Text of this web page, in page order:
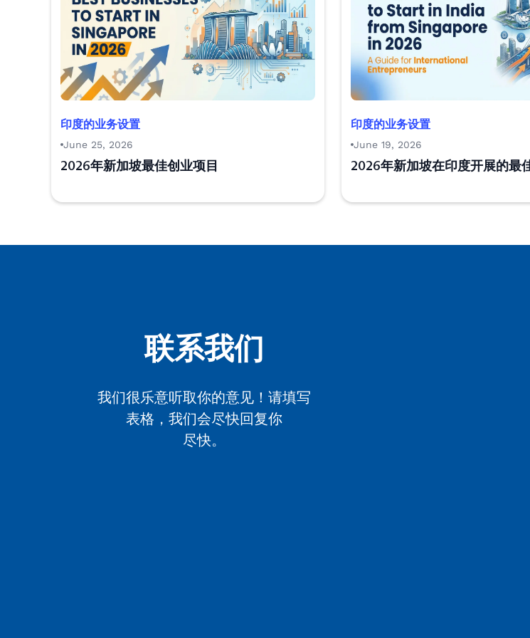
印度的业务设置
June 25, 2026
2026年新加坡最佳创业项目
印度的业务设置
June 19, 2026
2026年新加坡在印度开展的最
联系我们
我们很乐意听取你的意见！请填写
表格，我们会尽快回复你
尽快。